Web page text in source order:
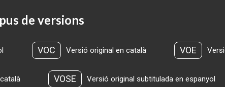
de versions
VOC Versió original en català VOE
VOSE Versió original subtitulada en espanyol